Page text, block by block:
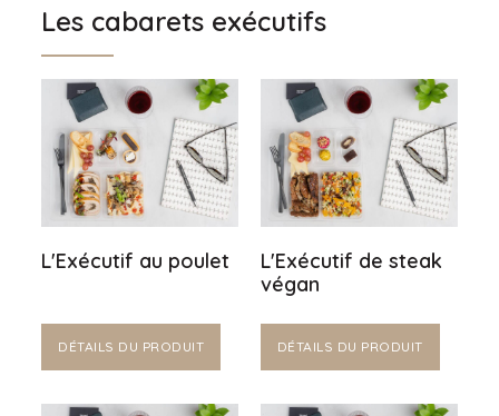
Les cabarets exécutifs
L'Exécutif au poulet
DÉTAILS DU PRODUIT
L'Exécutif de steak
végan
DÉTAILS DU PRODUIT